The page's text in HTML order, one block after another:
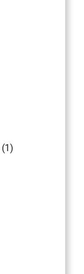
(1)